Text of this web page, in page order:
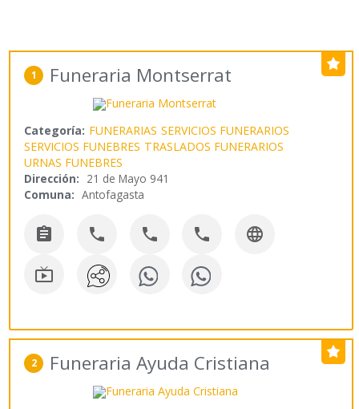
1 Funeraria Montserrat
Categoría: FUNERARIAS SERVICIOS FUNERARIOS
SERVICIOS FUNEBRES TRASLADOS FUNERARIOS
URNAS FUNEBRES
Dirección: 21 de Mayo 941
Comuna: Antofagasta
    

2 Funeraria Ayuda Cristiana